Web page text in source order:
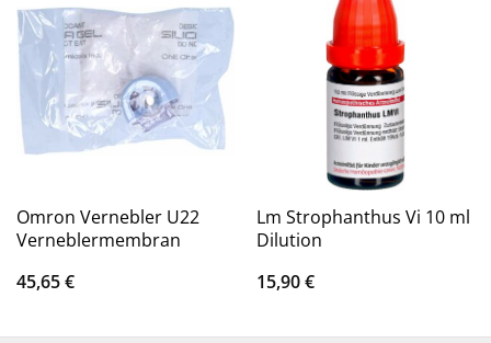
Omron Vernebler U22
Verneblermembran
45,65€
Lm Strophanthus Vi 10 ml
Dilution
15,90€